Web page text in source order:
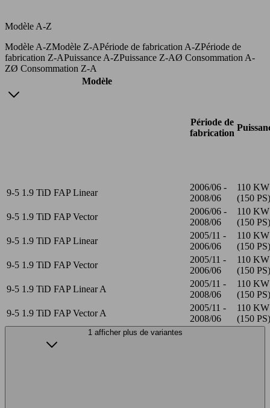
Modèle A-Z
Modèle A-ZModèle Z-APériode de fabrication A-ZPériode de
fabrication Z-APuissance A-ZPuissance Z-AØ Consommation A-
ZØ Consommation Z-A
Modèle
Période de
fabrication
9-5 1.9 TiD FAP Linear
2006/06 -
2008/06
110 KW
(150 PS)
9-5 1.9 TiD FAP Vector
2006/06 -
2008/06
110 KW
(150 PS)
9-5 1.9 TiD FAP Linear
2005/11 -
2006/06
110 KW
(150 PS)
9-5 1.9 TiD FAP Vector
2005/11 -
2006/06
110 KW
(150 PS)
9-5 1.9 TiD FAP Linear A
2005/11 -
2008/06
110 KW
(150 PS)
9-5 1.9 TiD FAP Vector A
2005/11 -
2008/06
110 KW
(150 PS)
1 afficher plus de variantes